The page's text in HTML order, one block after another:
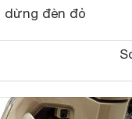
dừng đèn đỏ